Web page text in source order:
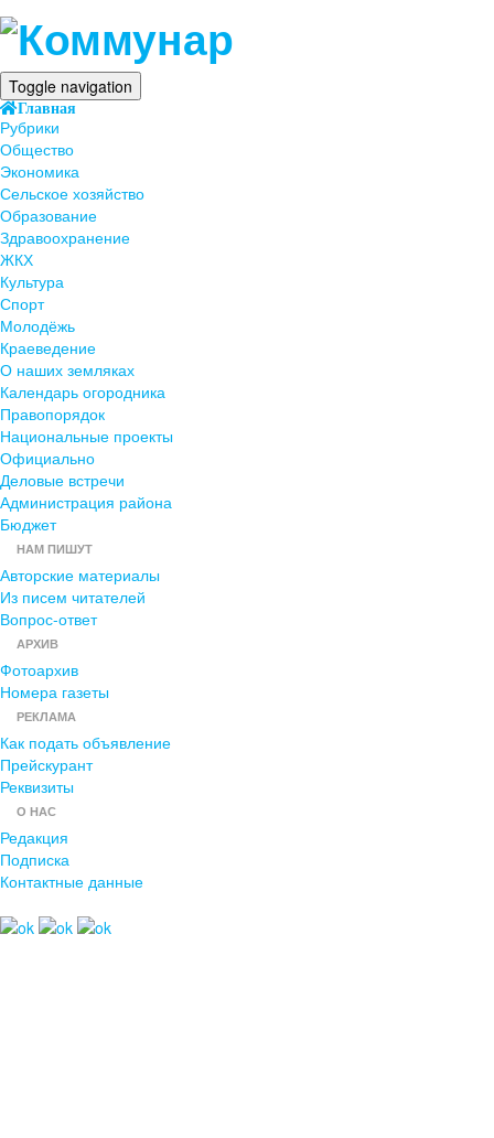
Toggle navigation
Главная
Рубрики
Общество
Экономика
Сельское хозяйство
Образование
Здравоохранение
ЖКХ
Культура
Спорт
Молодёжь
Краеведение
О наших земляках
Календарь огородника
Правопорядок
Национальные проекты
Официально
Деловые встречи
Администрация района
Бюджет
НАМ ПИШУТ
Авторские материалы
Из писем читателей
Вопрос-ответ
АРХИВ
Фотоархив
Номера газеты
РЕКЛАМА
Как подать объявление
Прейскурант
Реквизиты
О НАС
Редакция
Подписка
Контактные данные